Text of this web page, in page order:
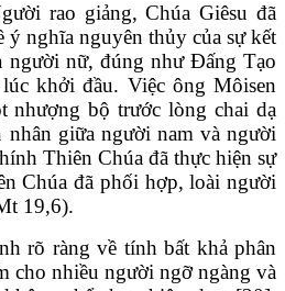
rao giảng, Chúa Giêsu đã
ý nghĩa nguyên thủy của sự kết
người nữ, đúng như Đấng Tạo
khởi đầu. Việc ông Môisen
nhượng bộ trước lòng chai dạ
giữa người nam và người
Thiên Chúa đã thực hiện sự
Chúa đã phối hợp, loài người
19,6).
rõ ràng về tính bất khả phân
cho nhiều người ngỡ ngàng và